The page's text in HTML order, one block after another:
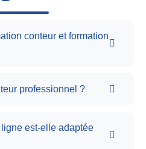
conteur et formation
professionnel ?
est-elle adaptée